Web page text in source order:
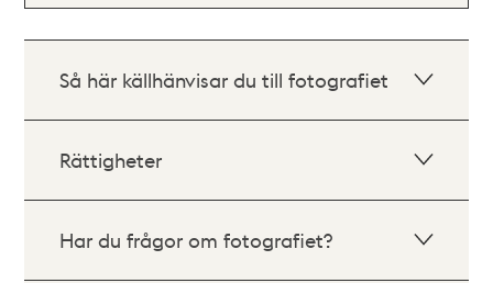
Så här källhänvisar du till fotografiet
Rättigheter
Har du frågor om fotografiet?